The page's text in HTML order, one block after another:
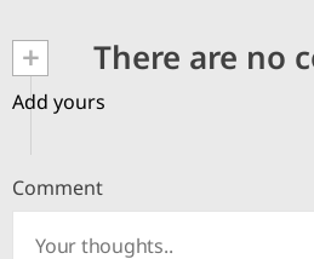
+ There are no
Add yours
Comment